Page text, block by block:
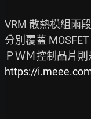
VRM 散熱模組兩
分別覆蓋
https://